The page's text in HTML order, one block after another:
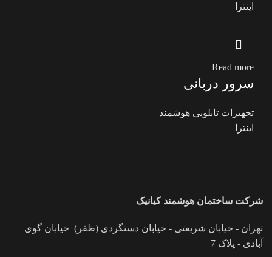
اینترا
Read more
سرور دربانی
تجهیزات تابلویی هوشمند
اینترا
شرکت ساختمان هوشمند کیانیک
تهران - خیابان شریعتی - خیابان دستگردی (ظفر) خیابان گوی
آبادی - پلاک 7